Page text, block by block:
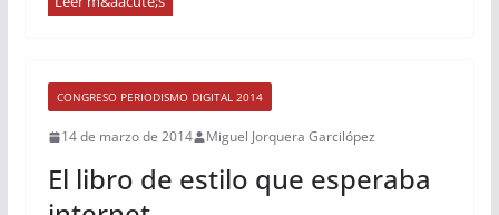
CONGRESO PERIODISMO DIGITAL 2014
14 de marzo de 2014 Miguel Jorquera Garcilópez
El libro de estilo que esperaba